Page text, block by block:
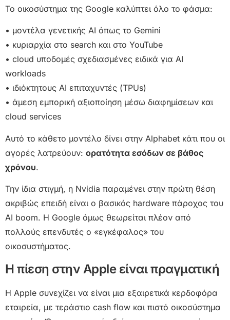
Το οικοσύστημα της Google καλύπτει όλο το φάσμα:
• μοντέλα γενετικής AI όπως το Gemini
• κυριαρχία στο search και στο YouTube
• cloud υποδομές σχεδιασμένες ειδικά για AI
workloads
• ιδιόκτητους AI επιταχυντές (TPUs)
• άμεση εμπορική αξιοποίηση μέσω διαφημίσεων και
cloud services
Αυτό το κάθετο μοντέλο δίνει στην Alphabet κάτι που οι
αγορές λατρεύουν: ορατότητα εσόδων σε βάθος
χρόνου.
Την ίδια στιγμή, η Nvidia παραμένει στην πρώτη θέση
ακριβώς επειδή είναι ο βασικός hardware πάροχος του
AI boom. Η Google όμως θεωρείται πλέον από
πολλούς επενδυτές ο «εγκέφαλος» του
οικοσυστήματος.
Η πίεση στην Apple είναι πραγματική
Η Apple συνεχίζει να είναι μια εξαιρετικά κερδοφόρα
εταιρεία, με τεράστιο cash flow και πιστό οικοσύστημα